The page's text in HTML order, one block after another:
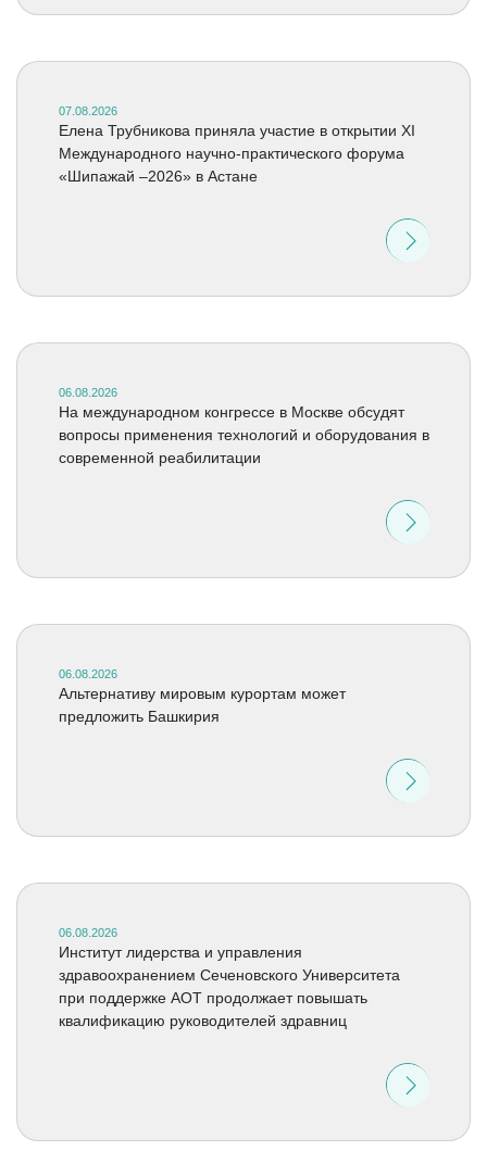
07.08.2026
Елена Трубникова приняла участие в открытии XI
Международного научно-практического форума
«Шипажай –2026» в Астане
06.08.2026
На международном конгрессе в Москве обсудят
вопросы применения технологий и оборудования в
современной реабилитации
06.08.2026
Альтернативу мировым курортам может
предложить Башкирия
06.08.2026
Институт лидерства и управления
здравоохранением Сеченовского Университета
при поддержке АОТ продолжает повышать
квалификацию руководителей здравниц